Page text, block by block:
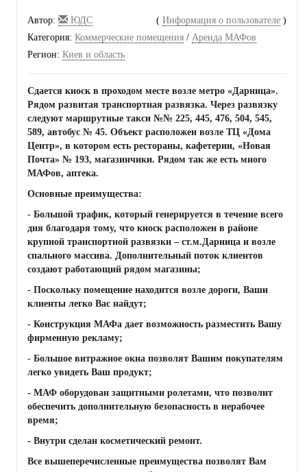
Автор: ЮДС ( Информация о пользователе )
Категория: Коммерческие помещения / Аренда МАФов
Регион: Киев и область
Сдается киоск в проходом месте возле метро «Дарница».
Рядом развитая транспортная развязка. Через развязку
следуют маршрутные такси №№ 225, 445, 476, 504, 545,
589, автобус № 45. Объект расположен возле ТЦ «Дома
Центр», в котором есть рестораны, кафетерии, «Новая
Почта» № 193, магазинчики. Рядом так же есть много
МАФов, аптека.
Основные преимущества:
- Большой трафик, который генерируется в течение всего
дня благодаря тому, что киоск расположен в районе
крупной транспортной развязки – ст.м.Дарница и возле
спального массива. Дополнительный поток клиентов
создают работающий рядом магазины;
- Поскольку помещение находится возле дороги, Ваши
клиенты легко Вас найдут;
- Конструкция МАФа дает возможность разместить Вашу
фирменную рекламу;
- Большое витражное окна позволят Вашим покупателям
легко увидеть Ваш продукт;
- МАФ оборудован защитными ролетами, что позволит
обеспечить дополнительную безопасность в нерабочее
время;
- Внутри сделан косметический ремонт.
Все вышеперечисленные преимущества позволят Вам